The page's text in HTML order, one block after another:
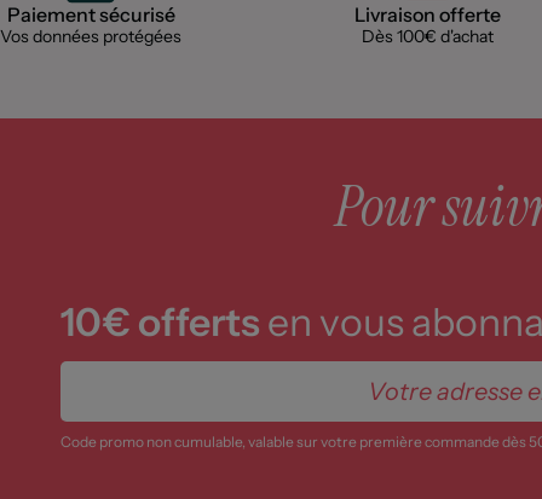
Paiement sécurisé
Vos données protégées
Livraison offerte
Dès 100€ d'achat
Pour
10€ offerts en vous
Code promo non cumulable, valable sur votre première commande dès